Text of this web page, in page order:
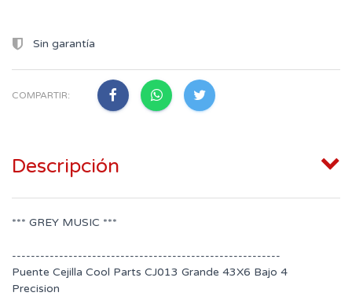
Sin garantía
COMPARTIR:
Descripción
*** GREY MUSIC ***
---------------------------------------------------------
Puente Cejilla Cool Parts CJ013 Grande 43X6 Bajo 4
Precision